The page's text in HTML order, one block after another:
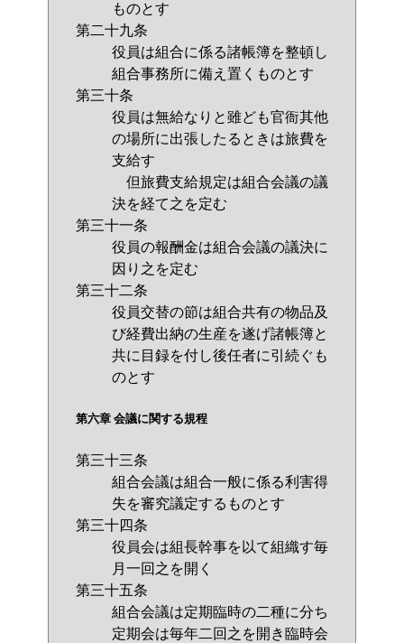
ものとす
第二十九条
役員は組合に係る諸帳簿を整頓し
組合事務所に備え置くものとす
第三十条
役員は無給なりと雖ども官衙其他
の場所に出張したるときは旅費を
支給す
但旅費支給規定は組合会議の議
決を経て之を定む
第三十一条
役員の報酬金は組合会議の議決に
因り之を定む
第三十二条
役員交替の節は組合共有の物品及
び経費出納の生産を遂げ諸帳簿と
共に目録を付し後任者に引続ぐも
のとす
第六章 会議に関する規程
第三十三条
組合会議は組合一般に係る利害得
失を審究議定するものとす
第三十四条
役員会は組長幹事を以て組織す毎
月一回之を開く
第三十五条
組合会議は定期臨時の二種に分ち
定期会は毎年二回之を開き臨時会